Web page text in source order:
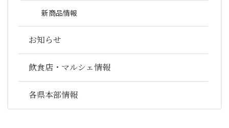
新商品情報
お知らせ
飲食店・マルシェ情報
各県本部情報